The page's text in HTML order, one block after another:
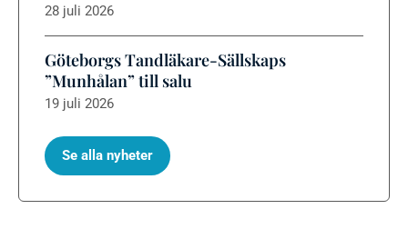
28 juli 2026
Göteborgs Tandläkare-Sällskaps
”Munhålan” till salu
19 juli 2026
Se alla nyheter